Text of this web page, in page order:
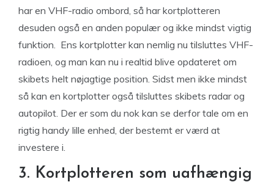
har en VHF-radio ombord, så har kortplotteren
desuden også en anden populær og ikke mindst vigtig
funktion. Ens kortplotter kan nemlig nu tilsluttes VHF-
radioen, og man kan nu i realtid blive opdateret om
skibets helt nøjagtige position. Sidst men ikke mindst
så kan en kortplotter også tilsluttes skibets radar og
autopilot. Der er som du nok kan se derfor tale om en
rigtig handy lille enhed, der bestemt er værd at
investere i.
3. Kortplotteren som uafhængig